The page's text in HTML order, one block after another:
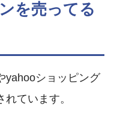
を売ってる
yahooショッピング
れています。